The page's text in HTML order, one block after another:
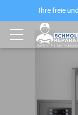
Ihre freie